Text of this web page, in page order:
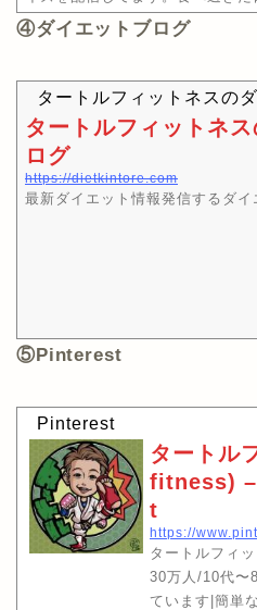
④ダイエットブログ
タートルフィットネスの
タートルフィットネ
ログ
https://dietkintore.com
最新ダイエット情報発信するダ
⑤Pinterest
Pinterest
タートル
fitness)
t
https://
タートルフィ
30万人/10代〜
ています|簡単